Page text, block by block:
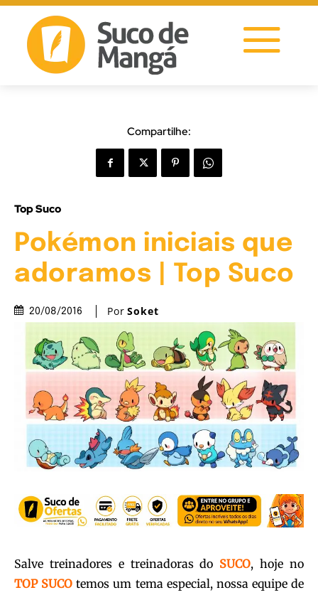
Compartilhe:
Top Suco
Pokémon iniciais que
adoramos | Top Suco
20/08/2016 Por Soket
Salve treinadores e treinadoras do SUCO, hoje no
TOP SUCO temos um tema especial, nossa equipe de